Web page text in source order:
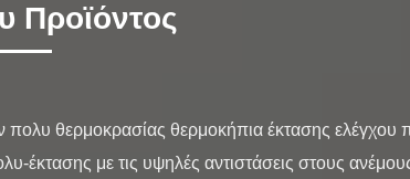
Προϊόντος
θερμοκρασίας θερμοκήπια έκτασης ελέγχου
έκτασης με τις υψηλές αντιστάσεις στους